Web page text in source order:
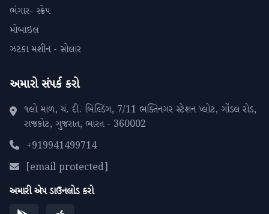
ભંગાર- સ્ક્રેપ
મોબાઇલ
ઝટકા મશીન - સોલાર
અમારો સંપર્ક કરો
૧લો માળ, ચં. દી. બિલ્ડિંગ, 7/11 ભક્તિનગર સ્ટેશન પ્લોટ, ગોંડલ રોડ,
રાજકોટ, ગુજરાત, ભારત - 360002
+919941499714
[email protected]
અમારી એપ ડાઉનલોડ કરો